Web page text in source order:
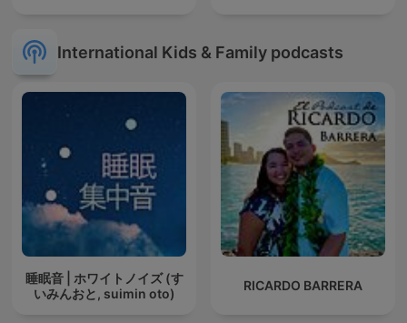
International Kids & Family podcasts
睡眠音 | ホワイトノイズ (す
いみんおと, suimin oto)
RICARDO BARRERA